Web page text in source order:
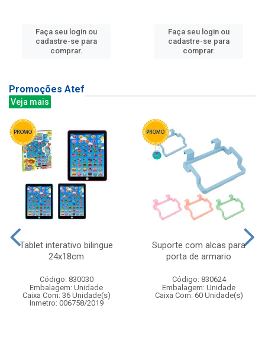
Faça seu login ou
cadastre-se para
comprar.
Faça seu login ou
cadastre-se para
comprar.
Promoções Atef
Veja mais
Tablet interativo bilingue
24x18cm
Código: 830030
Embalagem: Unidade
Caixa Com: 36 Unidade(s)
Inmetro: 006758/2019
Suporte com alcas para
porta de armario
Código: 830624
Embalagem: Unidade
Caixa Com: 60 Unidade(s)